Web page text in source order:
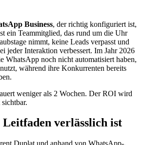
Business, der richtig konfiguriert ist,
ein Teammitglied, das rund um die Uhr
nimmt, keine Leads verpasst und
jeder Interaktion verbessert. Im Jahr 2026
WhatsApp noch nicht automatisiert haben,
während ihre Konkurrenten bereits
weniger als 2 Wochen. Der ROI wird
verlässlich ist